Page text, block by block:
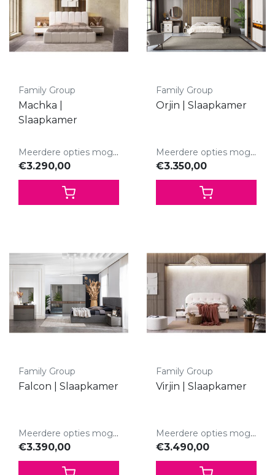
Family Group
Machka |
Slaapkamer
Meerdere opties mogelijk.
€3.290,00
Family Group
Orjin | Slaapkamer
Meerdere opties mogelijk.
€3.350,00
Family Group
Falcon | Slaapkamer
Meerdere opties mogelijk.
€3.390,00
Family Group
Virjin | Slaapkamer
Meerdere opties mogelijk.
€3.490,00